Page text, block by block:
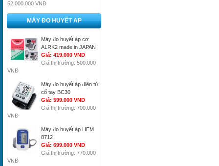
52.000.000 VNĐ
MÁY ĐO HUYẾT AP
Máy đo huyết áp cơ
ALRK2 made in JAPAN
Giá: 419.000 VND
Giá thị trường: 500.000
VNĐ
Máy đo huyết áp điện tử
cổ tay BC30
Giá: 599.000 VND
Giá thị trường: 700.000
VNĐ
Máy đo huyết áp HEM
8712
Giá: 699.000 VND
Giá thị trường: 770.000
VNĐ